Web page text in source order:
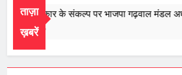
ताज़ा
ख़बरें
बार सरकार के संकल्प पर भाजपा गढ़वाल मंडल
8, 2026